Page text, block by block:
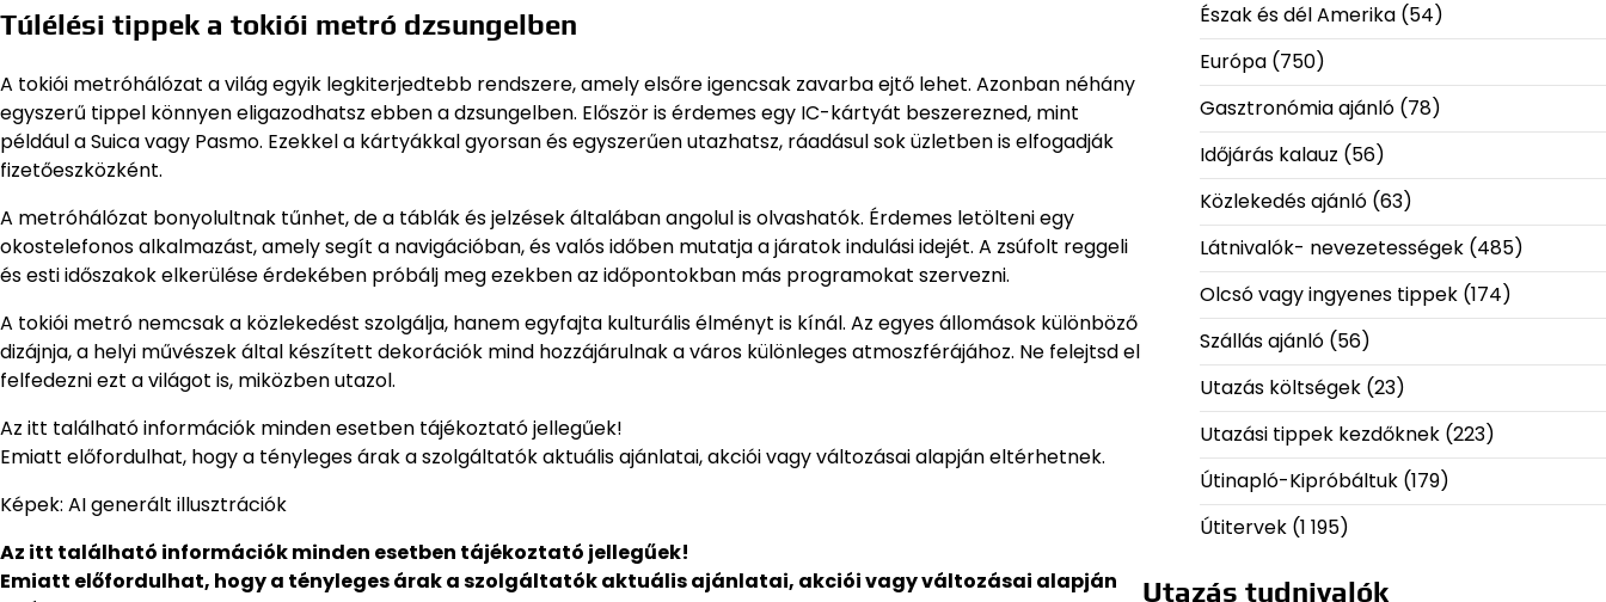
Túlélési tippek a tokiói metró dzsungelben
A tokiói metróhálózat a világ egyik legkiterjedtebb rendszere, amely elsőre igencsak zavarba ejtő lehet. Azonban néhány
egyszerű tippel könnyen eligazodhatsz ebben a dzsungelben. Először is érdemes egy IC-kártyát beszerezned, mint
például a Suica vagy Pasmo. Ezekkel a kártyákkal gyorsan és egyszerűen utazhatsz, ráadásul sok üzletben is elfogadják
fizetőeszközként.
A metróhálózat bonyolultnak tűnhet, de a táblák és jelzések általában angolul is olvashatók. Érdemes letölteni egy
okostelefonos alkalmazást, amely segít a navigációban, és valós időben mutatja a járatok indulási idejét. A zsúfolt reggeli
és esti időszakok elkerülése érdekében próbálj meg ezekben az időpontokban más programokat szervezni.
A tokiói metró nemcsak a közlekedést szolgálja, hanem egyfajta kulturális élményt is kínál. Az egyes állomások különböző
dizájnja, a helyi művészek által készített dekorációk mind hozzájárulnak a város különleges atmoszférájához. Ne felejtsd el
felfedezni ezt a világot is, miközben utazol.
Az itt található információk minden esetben tájékoztató jellegűek!
Emiatt előfordulhat, hogy a tényleges árak a szolgáltatók aktuális ajánlatai, akciói vagy változásai alapján eltérhetnek.
Képek: AI generált illusztrációk
Az itt található információk minden esetben tájékoztató jellegűek!
Emiatt előfordulhat, hogy a tényleges árak a szolgáltatók aktuális ajánlatai, akciói vagy változásai alapján
Észak és dél Amerika(54)
Európa(750)
Gasztronómia ajánló(78)
Időjárás kalauz (56)
Közlekedés ajánló(63)
Látnivalók- nevezetességek(485)
Olcsó vagy ingyenes tippek(174)
Szállás ajánló(56)
Utazás költségek(23)
Utazási tippek kezdőknek(223)
Útinapló-Kipróbáltuk(179)
Útitervek(1 195)
Utazás tudnivalók